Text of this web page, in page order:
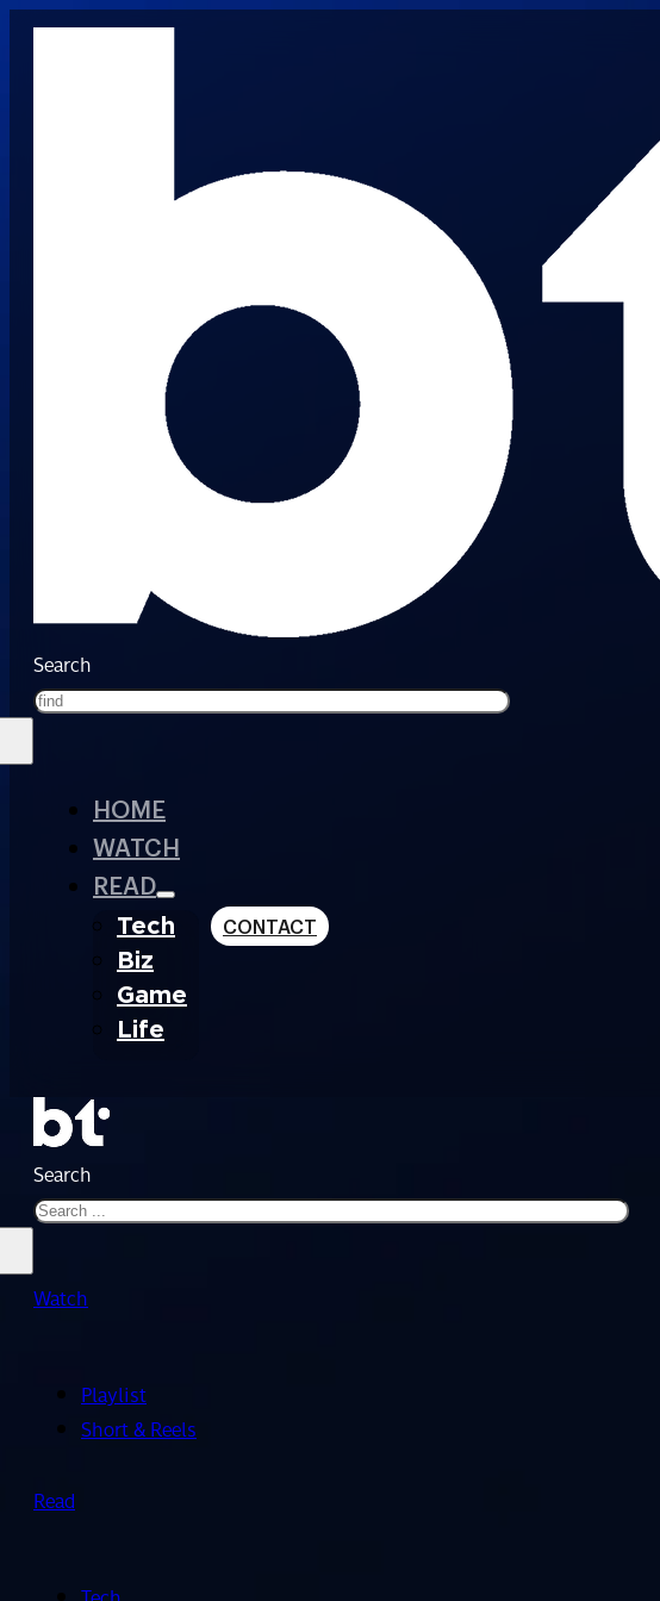
Search
HOME
WATCH
READ
Tech
Biz
Game
Life
CONTACT
Search
Watch
Playlist
Short & Reels
Read